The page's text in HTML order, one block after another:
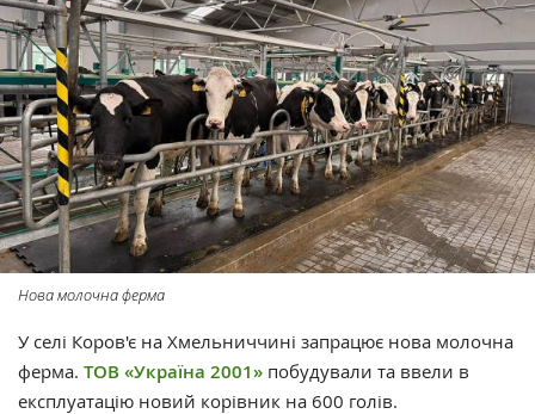
Нова молочна ферма
У селі Коров'є на Хмельниччині запрацює нова молочна
ферма. ТОВ «Україна 2001» побудували та ввели в
експлуатацію новий корівник на 600 голів.